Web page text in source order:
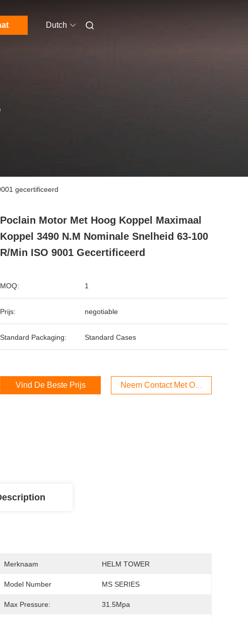
Dutch
gecertificeerd
Poclain Motor Met Hoog Koppel Maximaal
Koppel 3490 N.m Nominale Snelheid 63-100
R/min ISO 9001 Gecertificeerd
MOQ: 1
Prijs: negotiable
Standard Packaging: Standard Cases
Vind De Beste Prijs Neem Contact Met Ons Op
Merknaam HELM TOWER
Model Number MS SERIES
Max Pressure: 31.5Mpa